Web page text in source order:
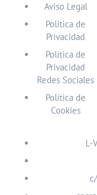
Aviso Legal
Política de
Privacidad
Política de
Privacidad
Redes Sociales
Política de
Cookies
L-